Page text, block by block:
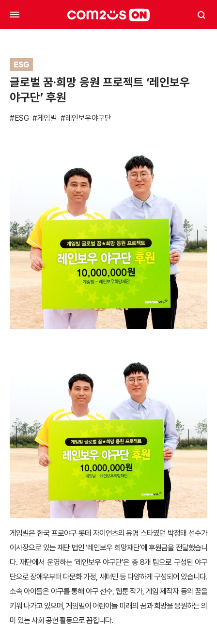
ESG
글로벌 꿈·희망 응원 프로젝트 ‘레인보우
야구단’ 후원
#ESG #게임빌 #레인보우야구단
게임빌은 한국 프로야구 롯데 자이언츠의 유명 스타였던 박정태 선수가
이사장으로 있는 재단 법인 ‘레인보우 희망재단’에 후원금을 전달했습니
다. 재단에서 운영하는 ‘레인보우 야구단’은 총 8개 팀으로 구성된 야구
단으로 장애우부터 다문화 가정, 새터민 등 다양하게 구성되어 있습니다.
소속 아이들은 야구를 통해 야구 선수, 웹툰 작가, 게임 제작자 등의 꿈을
키워 나가고 있으며, 게임빌이 어린이들 미래의 꿈과 희망을 응원하는 의
미 있는 사회 공헌 활동으로 꼽힙니다.